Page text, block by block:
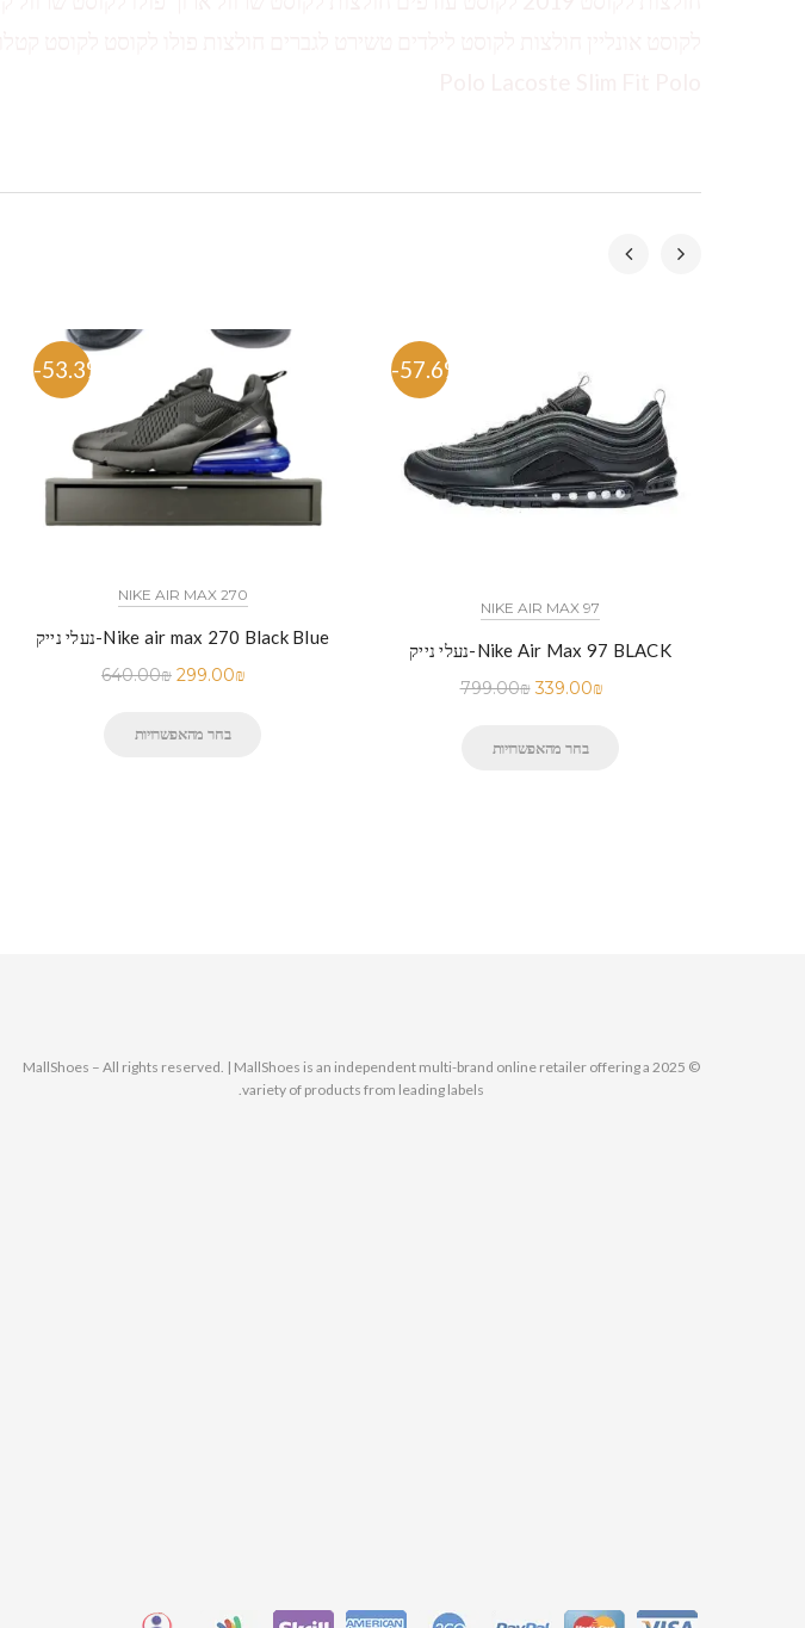
-53.3%
NIKE AIR MAX 270
נעלי נייק-Nike air max 270 Black Blue
640.00₪ 299.00₪
בחר מהאפשרויות
-57.6%
NIKE AIR MAX 97
נעלי נייק-Nike Air Max 97 BLACK
799.00₪ 339.00₪
בחר מהאפשרויות
© 2025 MallShoes – All rights reserved. | MallShoes is an independent multi-brand online retailer offering a
variety of products from leading labels.